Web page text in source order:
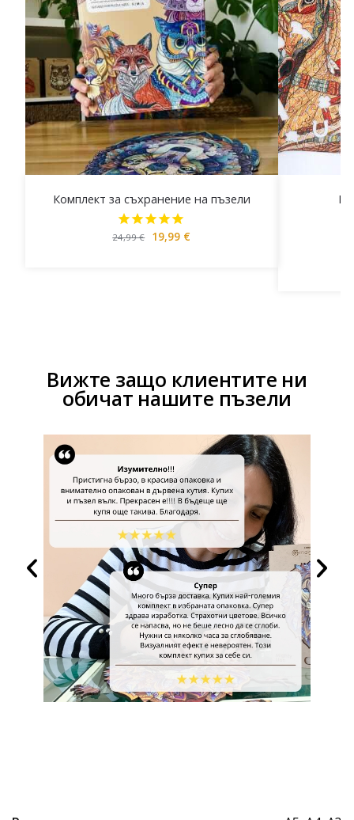
Комплект за съхранение на пъзели
24,99€ 19,99 €
Вижте защо клиентите ни
обичат нашите пъзели